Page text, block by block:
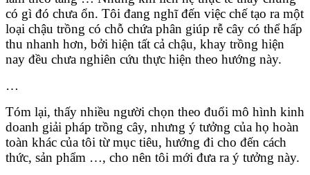
có gì đó chưa ổn. Tôi đang nghĩ đến việc chế tạo ra một
loại chậu trồng có chỗ chứa phân giúp rễ cây có thể hấp
thu nhanh hơn, bởi hiện tất cả chậu, khay trồng hiện
nay đều chưa nghiên cứu thực hiện theo hướng này.
…
Tóm lại, thấy nhiều người chọn theo đuổi mô hình kinh
doanh giải pháp trồng cây, nhưng ý tưởng của họ hoàn
toàn khác của tôi từ mục tiêu, hướng đi cho đến cách
thức, sản phẩm …, cho nên tôi mới đưa ra ý tưởng này.